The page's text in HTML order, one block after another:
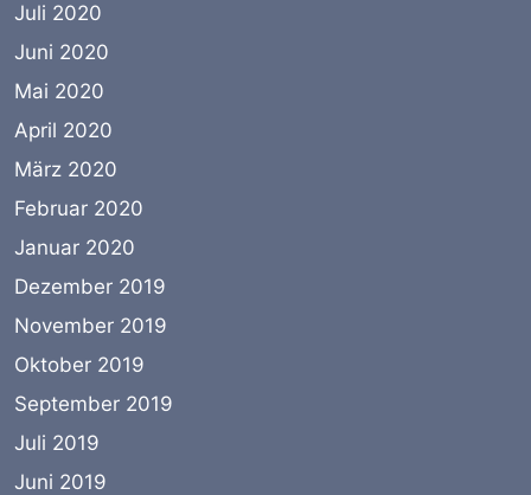
Juli 2020
Juni 2020
Mai 2020
April 2020
März 2020
Februar 2020
Januar 2020
Dezember 2019
November 2019
Oktober 2019
September 2019
Juli 2019
Juni 2019